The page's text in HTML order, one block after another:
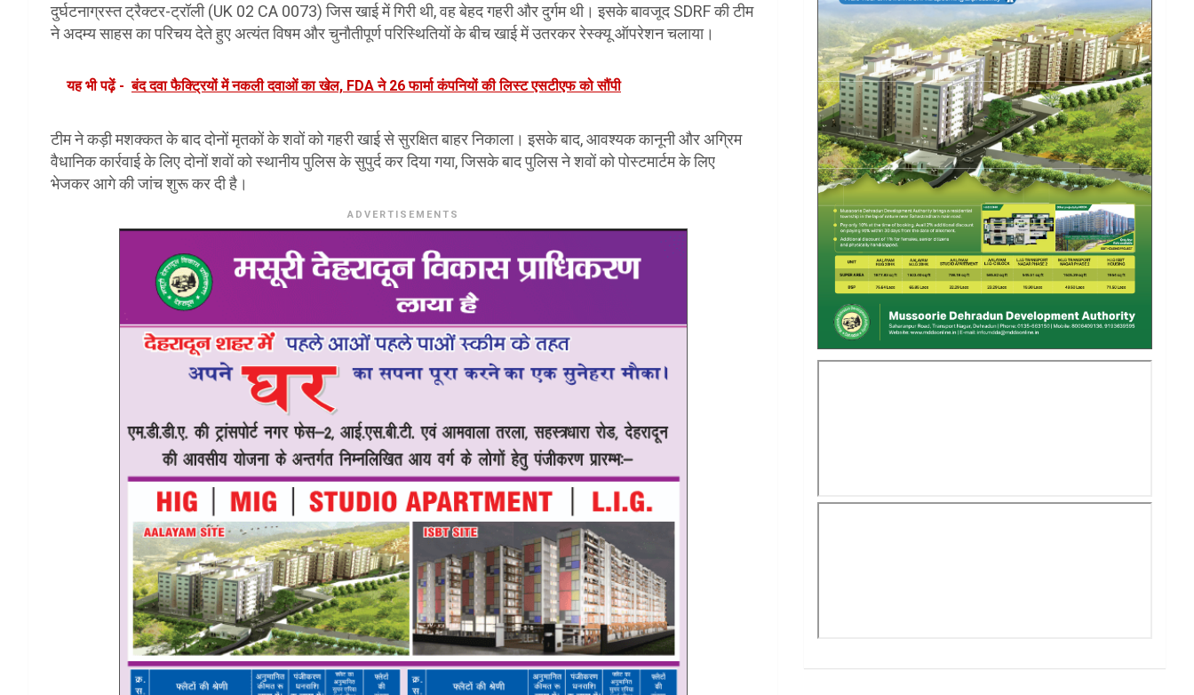
दुर्घटनाग्रस्त ट्रैक्टर-ट्रॉली (UK 02 CA 0073) जिस खाई में गिरी थी, वह बेहद गहरी और दुर्गम थी। इसके बावजूद SDRF की टीम
ने अदम्य साहस का परिचय देते हुए अत्यंत विषम और चुनौतीपूर्ण परिस्थितियों के बीच खाई में उतरकर रेस्क्यू ऑपरेशन चलाया।
यह भी पढ़ें - बंद दवा फैक्ट्रियों में नकली दवाओं का खेल, FDA ने 26 फार्मा कंपनियों की लिस्ट एसटीएफ को सौंपी
टीम ने कड़ी मशक्कत के बाद दोनों मृतकों के शवों को गहरी खाई से सुरक्षित बाहर निकाला। इसके बाद, आवश्यक कानूनी और अग्रिम
वैधानिक कार्रवाई के लिए दोनों शवों को स्थानीय पुलिस के सुपुर्द कर दिया गया, जिसके बाद पुलिस ने शवों को पोस्टमार्टम के लिए
भेजकर आगे की जांच शुरू कर दी है।
ADVERTISEMENTS